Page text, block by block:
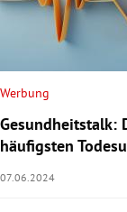
Werbung
Gesundheitstalk:
häufigsten
07.06.2024